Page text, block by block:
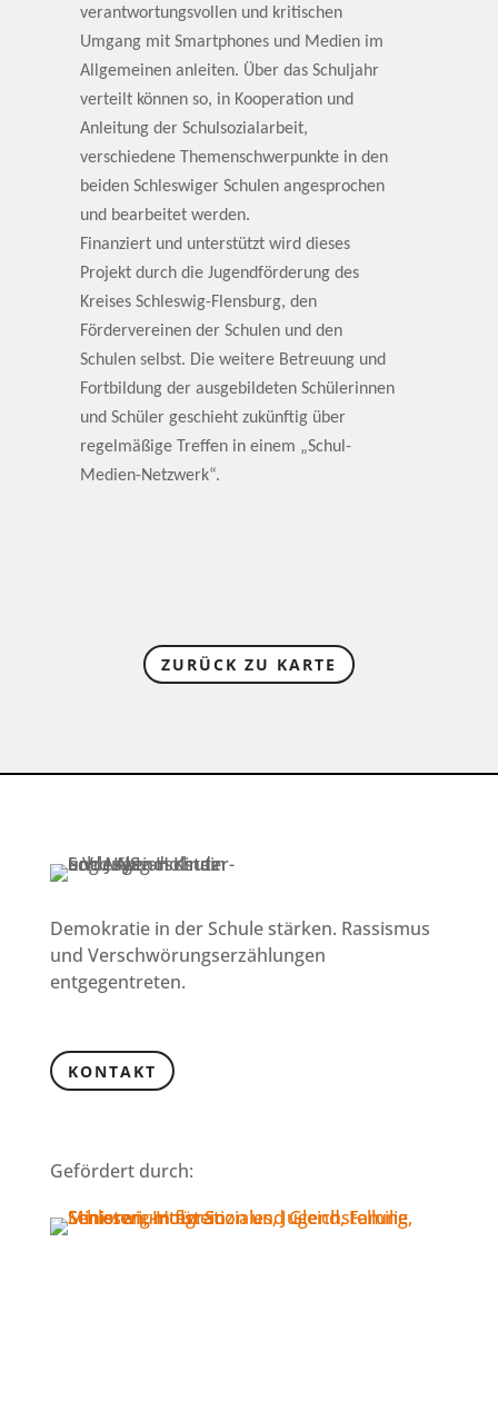
verantwortungsvollen und kritischen
Umgang mit Smartphones und Medien im
Allgemeinen anleiten. Über das Schuljahr
verteilt können so, in Kooperation und
Anleitung der Schulsozialarbeit,
verschiedene Themenschwerpunkte in den
beiden Schleswiger Schulen angesprochen
und bearbeitet werden.
Finanziert und unterstützt wird dieses
Projekt durch die Jugendförderung des
Kreises Schleswig-Flensburg, den
Fördervereinen der Schulen und den
Schulen selbst. Die weitere Betreuung und
Fortbildung der ausgebildeten Schülerinnen
und Schüler geschieht zukünftig über
regelmäßige Treffen in einem „Schul-
Medien-Netzwerk“.
ZURÜCK ZU KARTE
Demokratie in der Schule stärken. Rassismus
und Verschwörungserzählungen
entgegentreten.
KONTAKT
Gefördert durch: